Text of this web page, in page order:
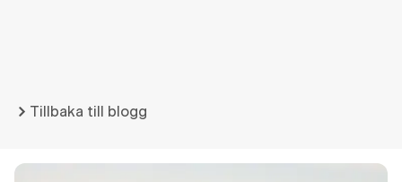
Tillbaka till blogg